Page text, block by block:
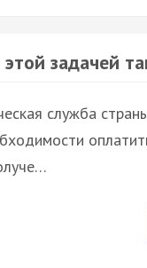
этой задачей
служба